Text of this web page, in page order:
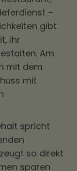
–
gibt
ihr
Am
mit dem
mit
spricht
so direkt
sparen